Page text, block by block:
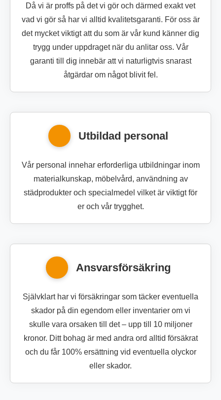
Då vi är proffs på det vi gör och därmed exakt vet
vad vi gör så har vi alltid kvalitetsgaranti. För oss är
det mycket viktigt att du som är vår kund känner dig
trygg under uppdraget när du anlitar oss. Vår
garanti till dig innebär att vi naturligtvis snarast
åtgärdar om något blivit fel.
Utbildad personal
Vår personal innehar erforderliga utbildningar inom
materialkunskap, möbelvård, användning av
städprodukter och specialmedel vilket är viktigt för
er och vår trygghet.
Ansvarsförsäkring
Självklart har vi försäkringar som täcker eventuella
skador på din egendom eller inventarier om vi
skulle vara orsaken till det – upp till 10 miljoner
kronor. Ditt bohag är med andra ord alltid försäkrat
och du får 100% ersättning vid eventuella olyckor
eller skador.